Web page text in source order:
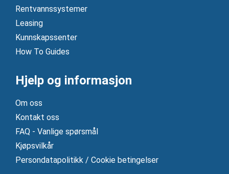
Rentvannssystemer
Leasing
Kunnskapssenter
How To Guides
Hjelp og informasjon
Om oss
Kontakt oss
FAQ - Vanlige spørsmål
Kjøpsvilkår
Persondatapolitikk / Cookie betingelser